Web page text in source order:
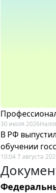
30 июля 2026
В РФ
обучении
10:04 7 августа